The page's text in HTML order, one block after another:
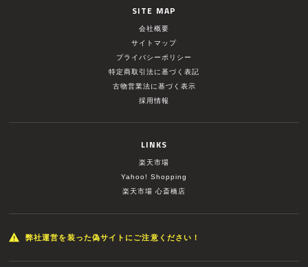
SITE MAP
会社概要
サイトマップ
プライバシーポリシー
特定商取引法に基づく表記
古物営業法に基づく表示
採用情報
LINKS
楽天市場
Yahoo! Shopping
楽天市場 心斎橋店
弊社運営を装った偽サイトにご注意ください！